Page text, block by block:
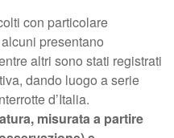
con particolare
presentano
altri sono stati registrati
dando luogo a serie
d’Italia.
misurata a partire